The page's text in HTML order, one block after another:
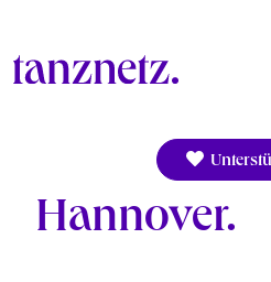
Hannover